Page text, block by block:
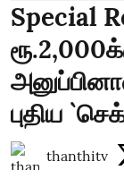
Special
புதிய
thanthitv